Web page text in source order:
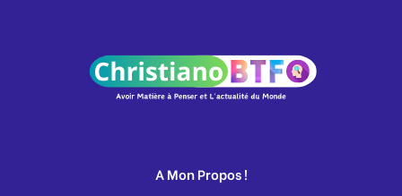
A Mon Propos !